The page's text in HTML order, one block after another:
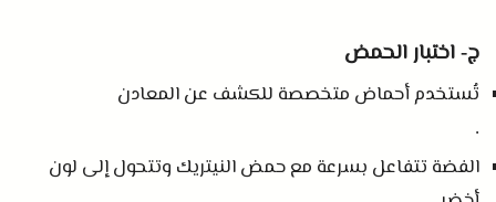
ج- اختبار الحمض
تُستخدم أحماض متخصصة للكشف عن المعادن
.
الفضة تتفاعل بسرعة مع حمض النيتريك وتتحول إلى لون